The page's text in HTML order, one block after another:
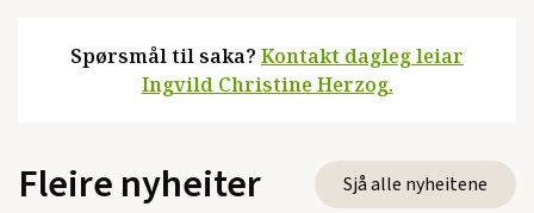
Spørsmål til saka? Kontakt dagleg leiar
Ingvild Christine Herzog.
Fleire nyheiter Sjå alle nyheitene